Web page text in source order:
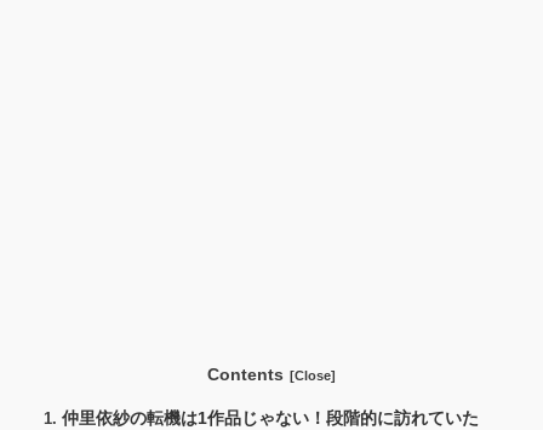
Contents
仲里依紗の転機は1作品じゃない！段階的に訪れていた